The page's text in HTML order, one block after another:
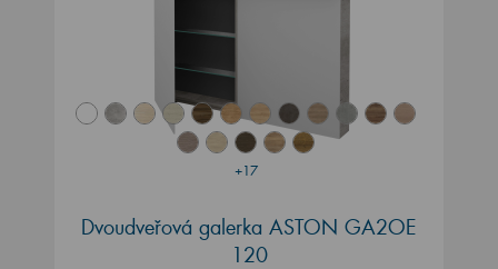
+17
Dvoudveřová galerka ASTON GA2OE
120